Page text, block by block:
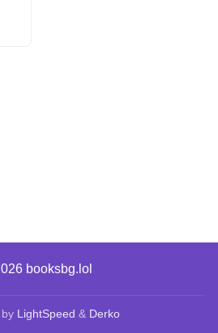
booksbg.lol
LightSpeed & Derko